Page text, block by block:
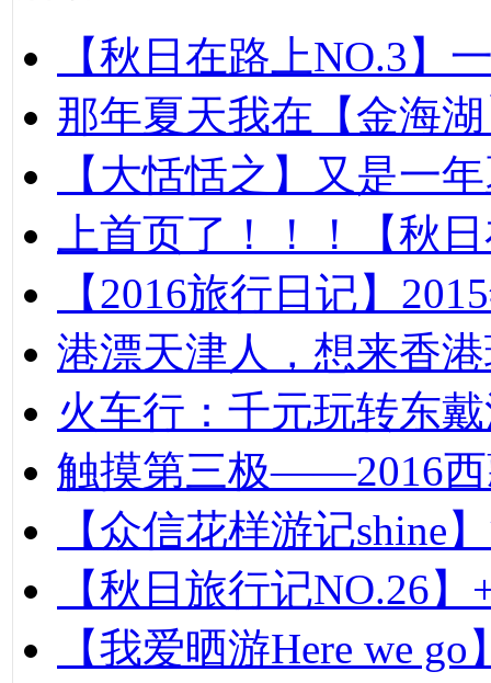
【秋日在路上NO.3】
那年夏天我在【金海
【大恬恬之】又是一
上首页了！！！【秋
【2016旅行日记】
港漂天津人，想来香
火车行：千元玩转东
触摸第三极——2016西
【众信花样游记shine
【秋日旅行记NO.26
【我爱晒游Here we